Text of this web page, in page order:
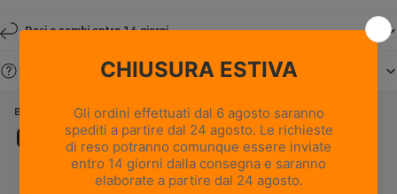
Resi e cambi entro 14 giorni
BALTORO LITE GTX - ROYAL BLUE
Caratteristiche